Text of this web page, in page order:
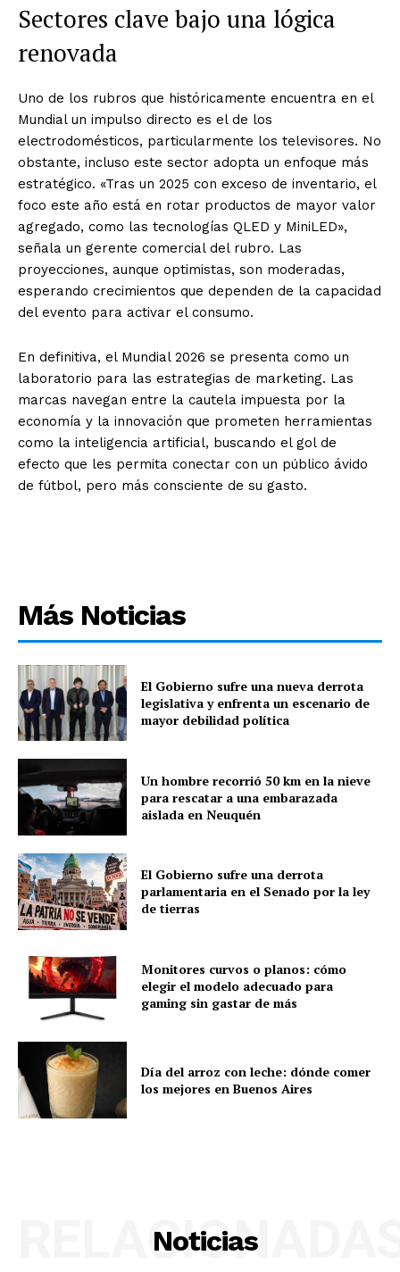
Sectores clave bajo una lógica
renovada
Uno de los rubros que históricamente encuentra en el
Mundial un impulso directo es el de los
electrodomésticos, particularmente los televisores. No
obstante, incluso este sector adopta un enfoque más
estratégico. «Tras un 2025 con exceso de inventario, el
foco este año está en rotar productos de mayor valor
agregado, como las tecnologías QLED y MiniLED»,
señala un gerente comercial del rubro. Las
proyecciones, aunque optimistas, son moderadas,
esperando crecimientos que dependen de la capacidad
del evento para activar el consumo.
En definitiva, el Mundial 2026 se presenta como un
laboratorio para las estrategias de marketing. Las
marcas navegan entre la cautela impuesta por la
economía y la innovación que prometen herramientas
como la inteligencia artificial, buscando el gol de
efecto que les permita conectar con un público ávido
de fútbol, pero más consciente de su gasto.
Más Noticias
El Gobierno sufre una nueva derrota
legislativa y enfrenta un escenario de
mayor debilidad política
Un hombre recorrió 50 km en la nieve
para rescatar a una embarazada
aislada en Neuquén
El Gobierno sufre una derrota
parlamentaria en el Senado por la ley
de tierras
Monitores curvos o planos: cómo
elegir el modelo adecuado para
gaming sin gastar de más
Día del arroz con leche: dónde comer
los mejores en Buenos Aires
Noticias